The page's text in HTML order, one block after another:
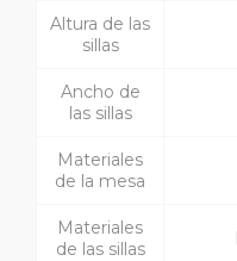
Altura de las
sillas
Ancho de
las sillas
Materiales
de la mesa
Materiales
de las sillas